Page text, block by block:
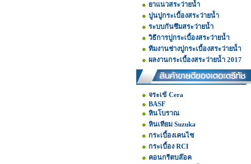
ยาแนวสระว่ายน้ำ
ปูนปูกระเบื้องสระว่ายน้ำ
ระบบกันซึมสระว่ายน้ำ
วิธีการปูกระเบื้องสระว่ายน้ำ
ทีมงานช่างปูกระเบื้องสระว่ายน้ำ
ผลงานกระเบื้องสระว่ายน้ำ 2017
จระเข้ Cera
BASF
หินโบราณ
หินเทียม Suzuka
กระเบื้องเคนไซ
กระเบื้อง RCI
คอนกรีตบล๊อค